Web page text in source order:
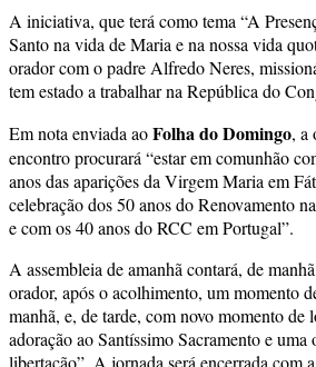
A iniciativa, que terá como tema “A
Santo na vida de Maria e na nossa vida
orador com o padre Alfredo Neres,
tem estado a trabalhar na República do
Em nota enviada aoFolha do Domingo, a
encontro procurará “estar em comunhão
anos das aparições da Virgem Maria em
celebração dos 50 anos do Renovamento
e com os 40 anos do RCC em Portugal”.
A assembleia de amanhã contará, de
orador, após o acolhimento, um momento
manhã, e, de tarde, com novo momento de
adoração ao Santíssimo Sacramento e uma
libertação”. A jornada será encerrada com